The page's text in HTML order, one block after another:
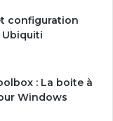
configuration
Ubiquiti
: La boite à
Windows